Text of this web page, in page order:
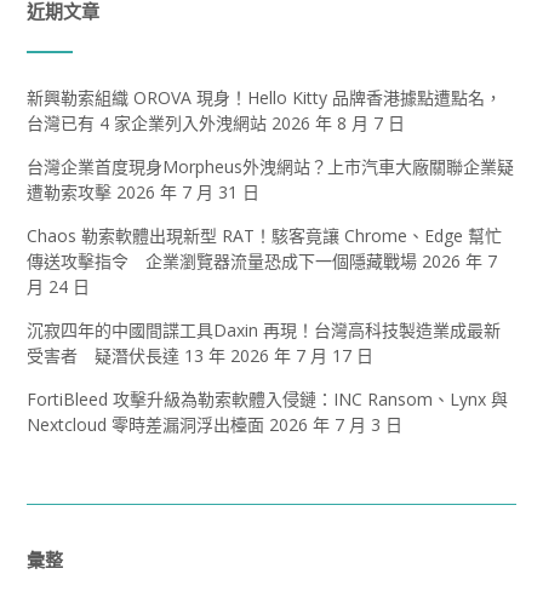
近期文章
新興勒索組織 OROVA 現身！Hello Kitty 品牌香港據點遭點名，
台灣已有 4 家企業列入外洩網站 2026 年 8 月 7 日
台灣企業首度現身Morpheus外洩網站？上市汽車大廠關聯企業疑
遭勒索攻擊 2026 年 7 月 31 日
Chaos 勒索軟體出現新型 RAT！駭客竟讓 Chrome、Edge 幫忙
傳送攻擊指令 企業瀏覽器流量恐成下一個隱藏戰場 2026 年 7
月 24 日
沉寂四年的中國間諜工具Daxin 再現！台灣高科技製造業成最新
受害者 疑潛伏長達 13 年 2026 年 7 月 17 日
FortiBleed 攻擊升級為勒索軟體入侵鏈：INC Ransom、Lynx 與
Nextcloud 零時差漏洞浮出檯面 2026 年 7 月 3 日
彙整